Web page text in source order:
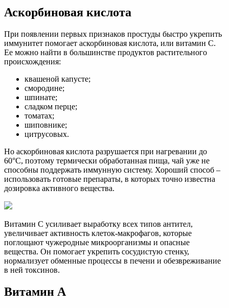
Аскорбиновая кислота
При появлении первых признаков простуды быстро укрепить
иммунитет помогает аскорбиновая кислота, или витамин С.
Ее можно найти в большинстве продуктов растительного
происхождения:
квашеной капусте;
смородине;
шпинате;
сладком перце;
томатах;
шиповнике;
цитрусовых.
Но аскорбиновая кислота разрушается при нагревании до
60°С, поэтому термически обработанная пища, чай уже не
способны поддержать иммунную систему. Хороший способ –
использовать готовые препараты, в которых точно известна
дозировка активного вещества.
Витамин С усиливает выработку всех типов антител,
увеличивает активность клеток-макрофагов, которые
поглощают чужеродные микроорганизмы и опасные
вещества. Он помогает укрепить сосудистую стенку,
нормализует обменные процессы в печени и обезвреживание
в ней токсинов.
Витамин А